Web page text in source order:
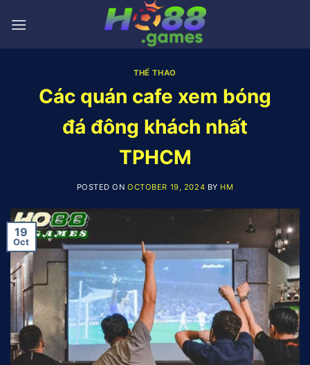
THỂ THAO
Các quán cafe xem bóng
đá đông khách nhất
TPHCM
POSTED ONOCTOBER 19, 2024 BY HM
19
Oct